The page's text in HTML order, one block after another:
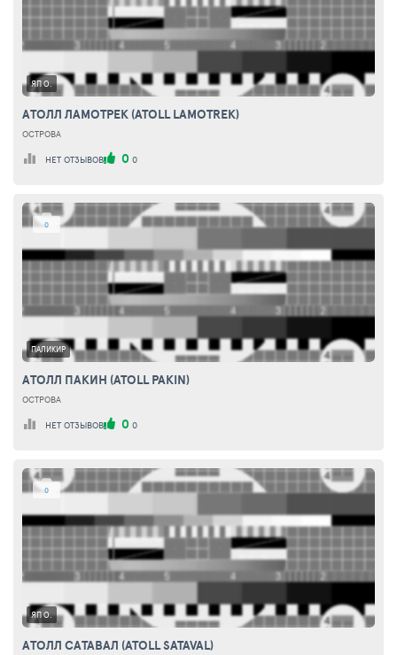
ЯП О.
АТОЛЛ ЛАМОТРЕК (ATOLL LAMOTREK)
ОСТРОВА
НЕТ ОТЗЫВОВ 0 0
0
ПАЛИКИР
АТОЛЛ ПАКИН (ATOLL PAKIN)
ОСТРОВА
НЕТ ОТЗЫВОВ 0 0
0
ЯП О.
АТОЛЛ САТАВАЛ (ATOLL SATAVAL)